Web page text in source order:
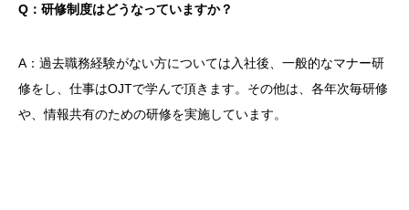
Q：研修制度はどうなっていますか？
A：過去職務経験がない方については入社後、一般的なマナー研
修をし、仕事はOJTで学んで頂きます。その他は、各年次毎研修
や、情報共有のための研修を実施しています。